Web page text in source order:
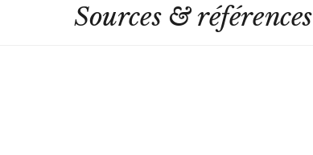
Sources & références